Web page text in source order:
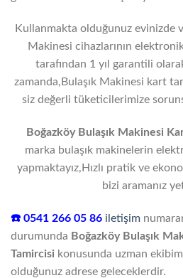
Kullanmakta olduğunuz evinizde
Makinesi cihazlarının
tarafından 1 yıl garantili
zamanda,Bulaşık Makinesi kart
siz değerli tüketicilerimize
Boğazköy Bulaşık Makinesi
marka bulaşık makinelerin
yapmaktayız,Hızlı pratik ve
bizi aramanız
☎️ 0541 266 05 86 iletişim
durumunda Boğazköy Bulaşık
Tamircisi konusunda uzman
olduğunuz adrese geleceklerdir.